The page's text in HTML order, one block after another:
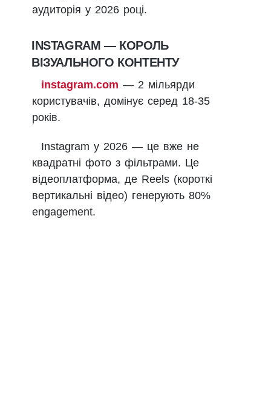
аудиторія у 2026 році.
INSTAGRAM — КОРОЛЬ
ВІЗУАЛЬНОГО КОНТЕНТУ
instagram.com — 2 мільярди
користувачів, домінує серед 18-35
років.
Instagram у 2026 — це вже не
квадратні фото з фільтрами. Це
відеоплатформа, де Reels (короткі
вертикальні відео) генерують 80%
engagement.